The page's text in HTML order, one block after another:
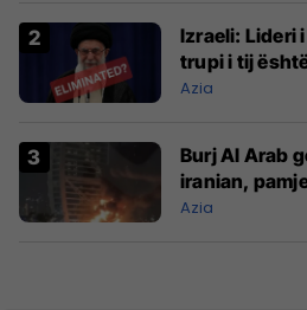
Izraeli: Lideri
trupi i tij
Azia
Burj Al Arab
iranian,
Azia